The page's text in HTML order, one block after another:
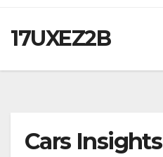
17UXEZ2B
Cars Insights